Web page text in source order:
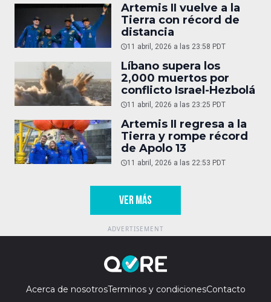
Artemis II vuelve a la
Tierra con récord de
distancia
11 abril, 2026 a las 23:58 PDT
Líbano supera los
2,000 muertos por
conflicto Israel-Hezbolá
11 abril, 2026 a las 23:25 PDT
Artemis II regresa a la
Tierra y rompe récord
de Apolo 13
11 abril, 2026 a las 22:53 PDT
VER MÁS
Acerca de nosotrosTerminos y condicionesContacto